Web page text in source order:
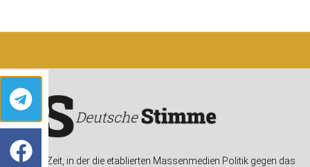
In einer Zeit, in der die etablierten Massenmedien Politik gegen das